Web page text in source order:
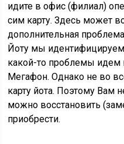
идите в офис (филиал)
сим карту. Здесь может
дополнительная
Йоту мы
какой-то проблемы
Мегафон. Однако не во
карту йота. Поэтому Вам
можно восстановить
приобрести.